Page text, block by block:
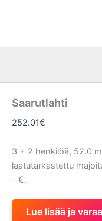
Saarutlahti
252.01€
3 + 2 henkilöä, 52.0
laatutarkastettu
- €.
Lue lisää ja varaa